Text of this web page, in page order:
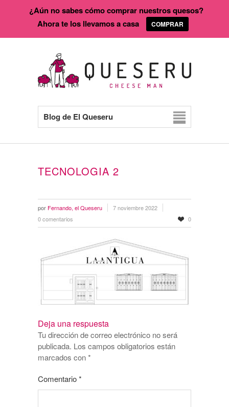
Blog de El Queseru
TECNOLOGIA 2
por Fernando, el Queseru
7 noviembre 2022
0 comentarios
0
Deja una respuesta
Tu dirección de correo electrónico no será
publicada. Los campos obligatorios están
marcados con*
Comentario*
¿Aún no sabes cómo comprar nuestros quesos?
Ahora te los llevamos a casa
COMPRAR